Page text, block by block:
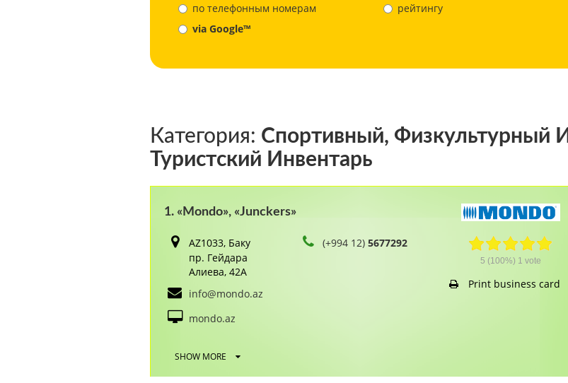
по телефонным номерам
via Google™
рейтингу
Категория: Спортивный, Физкультурный И
Туристский Инвентарь
1. «Mondo», «Junckers»
AZ1033, Баку
пр. Гейдара
Алиева, 42А
(+994 12)5677292
info@mondo.az
mondo.az
SHOW MORE
5 (100%) 1 vote
Print business card